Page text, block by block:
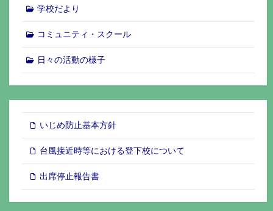
学校だより
コミュニティ・スクール
日々の活動の様子
いじめ防止基本方針
台風接近時等における登下校について
出席停止報告書